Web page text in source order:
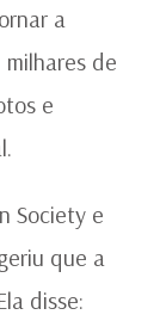
a
de
e
Society e
que a
disse: